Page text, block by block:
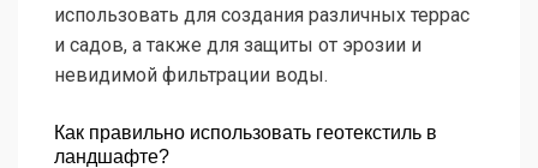
использовать для создания различных террас
и садов, а также для защиты от эрозии и
невидимой фильтрации воды.
Как правильно использовать геотекстиль в
ландшафте?